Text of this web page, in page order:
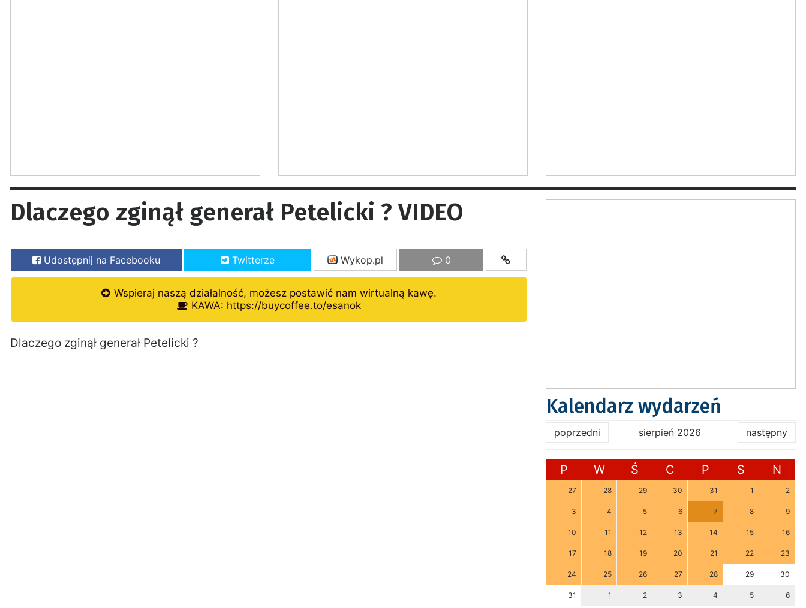
Dlaczego zginął generał Petelicki ? VIDEO
Udostępnij na Facebooku Twitterze Wykop.pl 0
Wspieraj naszą działalność, możesz postawić nam wirtualną kawę.
KAWA: https://buycoffee.to/esanok
Dlaczego zginął generał Petelicki ?
Kalendarz wydarzeń
poprzedni sierpień 2026 następny
P W Ś C P S N
27 28 29 30 31 1 2
3 4 5 6 7 8 9
10 11 12 13 14 15 16
17 18 19 20 21 22 23
24 25 26 27 28 29 30
31 1 2 3 4 5 6